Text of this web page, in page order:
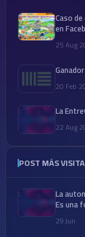
Caso
en
25 Aug
20 Feb
La
22 Aug
POST MÁS
La
Es una
29 Jun